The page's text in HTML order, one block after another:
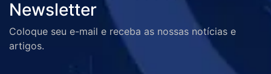
Newsletter
Coloque seu e-mail e receba as nossas notícias e
artigos.